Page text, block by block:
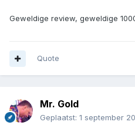
Geweldige review, geweldige
Quote
Mr. Gold
Geplaatst: 1 september